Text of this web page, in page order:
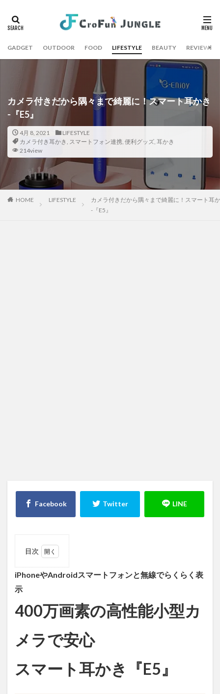
GADGET OUTDOOR FOOD LIFESTYLE BEAUTY REVIEW
カメラ付きだから隅々まで綺麗に！スマート耳かき
-『E5』
4月 8, 2021
LIFESTYLE
カメラ付き耳かき, スマートフォン連携, 便利グッズ, 耳かき
214view
HOME LIFESTYLE
カメラ付きだから隅々まで綺麗に！スマート耳
-『E5』
目次
iPhone
トフォ
ンと無
くらく
表示
高性能
iPhoneやAndroidスマートフォンと無線でらくらく表
示
400万画素の高性能小型カ
メラで安心
スマート耳かき『E5』